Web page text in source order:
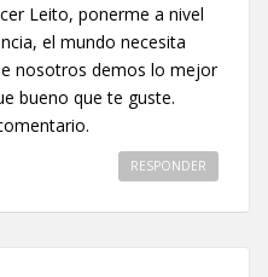
Leito, ponerme a nivel
el mundo necesita
nosotros demos lo mejor
bueno que te guste.
RESPONDER